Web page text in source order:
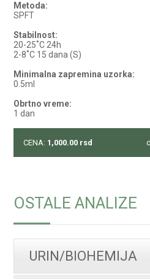
Metoda:
SPFT
Stabilnost:
20-25˚C 24h
2-8˚C 15 dana (S)
Minimalna zapremina uzorka:
0.5ml
Obrtno vreme:
1 dan
CENA: 1,000.00 rsd
OSTALE ANALIZE
URIN/BIOHEMIJA